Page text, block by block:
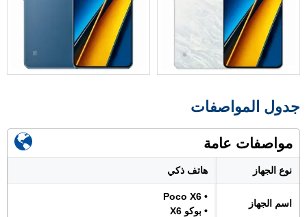
جدول المواصفات
مواصفات عامة
نوع الجهاز هاتف ذكي
اسم الجهاز
• Poco X6
• بوكو X6